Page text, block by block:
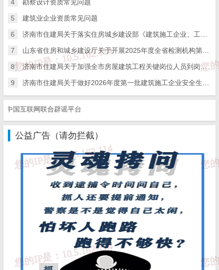
用正版软件，不得商用；
时请您务必先跟我们联系并注明来源；
号jngc2018）;
七、补充：而立声明、服务协议、隐私政策、侵删联系。
4 勘察设计资质常见问题
5 建筑业企业资质常见问题
6 济南市住建局关于落实住房城乡建设部《建筑施工企业、工程项目安全生产管理机构设置及安全生产管理人员配备办法》的通知
7 山东省住房和城乡建设厅关于开展2025年度全省检测机构第二次能力验证工作的通知
8 济南市住建局关于加强全市房屋建筑工程关键岗位人员到岗履职数字化监管的通知
9 济南市住建局关于做好2026年度第一批建筑施工企业安全生产管理人员考试报名工作的通知
互联网联合辟谣平台
公益广告（请勿拦截）